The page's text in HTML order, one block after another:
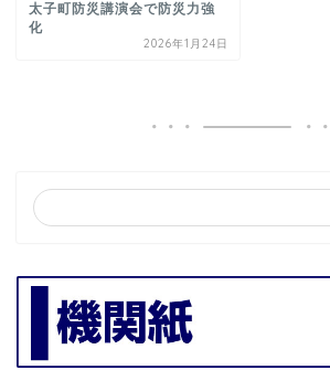
太子町防災講演会で防災力強
化
2026年1月24日